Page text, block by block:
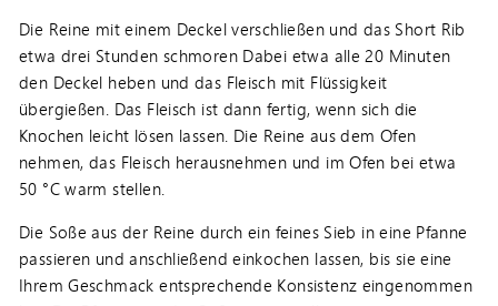
Die Reine mit einem Deckel verschließen und das Short Rib
etwa drei Stunden schmoren Dabei etwa alle 20 Minuten
den Deckel heben und das Fleisch mit Flüssigkeit
übergießen. Das Fleisch ist dann fertig, wenn sich die
Knochen leicht lösen lassen. Die Reine aus dem Ofen
nehmen, das Fleisch herausnehmen und im Ofen bei etwa
50 °C warm stellen.
Die Soße aus der Reine durch ein feines Sieb in eine Pfanne
passieren und anschließend einkochen lassen, bis sie eine
Ihrem Geschmack entsprechende Konsistenz eingenommen